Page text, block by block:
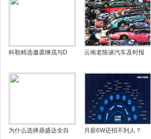
科勒精选邀裘继戎与D 云南老陈谈汽车及时报
为什么选择鼎盛达全自 月薪6W还招不到人？